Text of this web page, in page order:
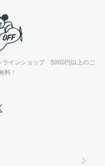
ラインショップ 5000円以上のご
料！